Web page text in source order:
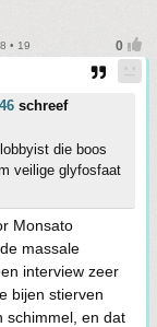
• 19
schreef
die boos
veilige glyfosfaat
Monsato
massale
interview zeer
bijen stierven
schimmel, en dat